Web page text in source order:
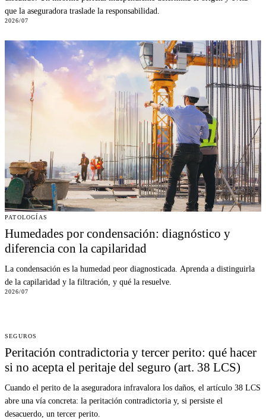
que la aseguradora traslade la responsabilidad.
2026/07
PATOLOGÍAS
Humedades por condensación: diagnóstico y
diferencia con la capilaridad
La condensación es la humedad peor diagnosticada. Aprenda a distinguirla
de la capilaridad y la filtración, y qué la resuelve.
2026/07
SEGUROS
Peritación contradictoria y tercer perito: qué hacer
si no acepta el peritaje del seguro (art. 38 LCS)
Cuando el perito de la aseguradora infravalora los daños, el artículo 38 LCS
abre una vía concreta: la peritación contradictoria y, si persiste el
desacuerdo, un tercer perito.